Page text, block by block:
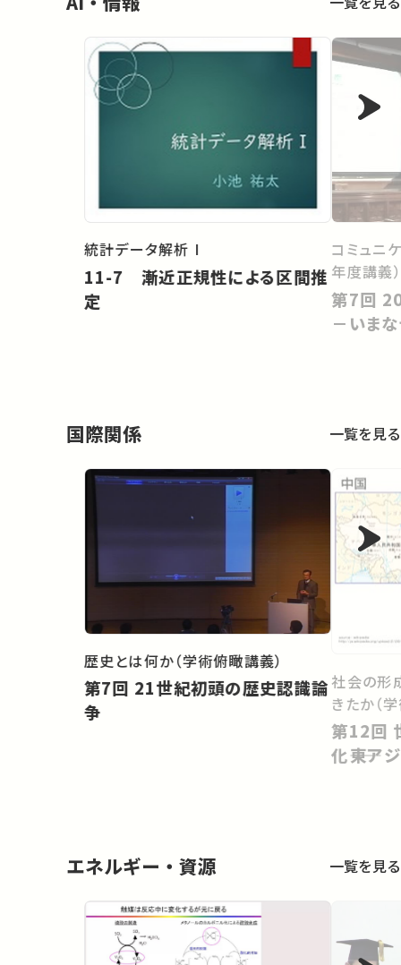
統計データ解析 I
11-7 漸近正規性による区間推
定
コミュニ
年度講義）
第7回 20世紀から21世紀へ
－いま
国際関係 一覧を見る
歴史とは何か（学術俯瞰講義）
第7回 21世紀初頭の歴史認識論
争
社会の形
きたか（
第12回 世界システムの中の地域
化――東ア
エネルギー・資源 一覧を見る